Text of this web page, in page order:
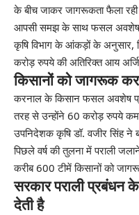
के बीच जाकर जागरूकता फैला
आपसी समझ के साथ फसल अवशेष
कृषि विभाग के आंकड़ों के
करोड़ रुपये की अतिरिक्त आय
किसानों को जागरूक
करनाल के किसान फसल अवशेष
तरह से उन्होंने 60 करोड़ रुपये
उपनिदेशक कृषि डॉ. वजीर सिंह ने
पिछले वर्ष की तुलना में पराली
करीब 600 टीमें किसानों को
सरकार पराली प्रबंधन
देती है